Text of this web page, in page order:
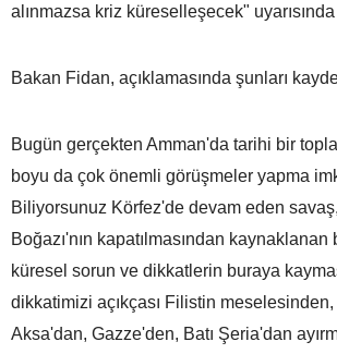
alınmazsa kriz küreselleşecek"
Bakan Fidan, açıklamasında şunları
Bugün gerçekten Amman'da tarihi bir
boyu da çok önemli görüşmeler yapma
Biliyorsunuz Körfez'de devam eden
Boğazı'nın kapatılmasından
küresel sorun ve dikkatlerin buraya
dikkatimizi açıkçası Filistin
Aksa'dan, Gazze'den, Batı Şeria'dan